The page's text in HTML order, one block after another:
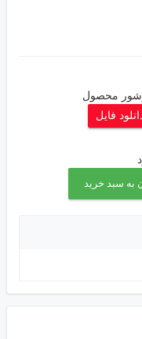
فایل
به سبد خرید